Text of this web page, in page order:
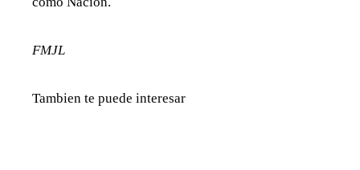
FMJL
Tambien te puede interesar